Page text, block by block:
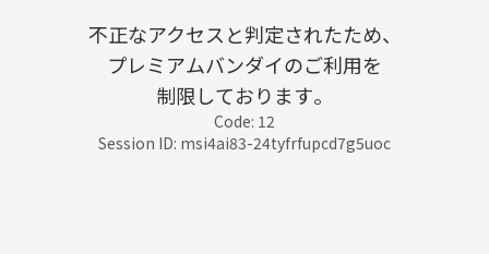
不正なアクセスと判定されたため、
プレミアムバンダイのご利用を
制限しております。
Code: 12
Session ID: msi4ai83-24tyfrfupcd7g5uoc